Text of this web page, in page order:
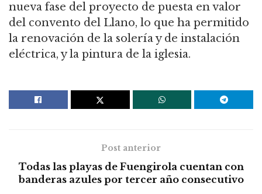
nueva fase del proyecto de puesta en valor
del convento del Llano, lo que ha permitido
la renovación de la solería y de instalación
eléctrica, y la pintura de la iglesia.
Post anterior
Todas las playas de Fuengirola cuentan con
banderas azules por tercer año consecutivo